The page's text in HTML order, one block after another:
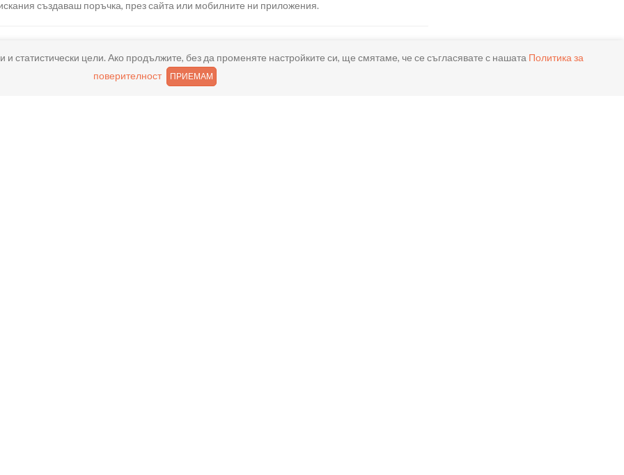
създаваш поръчка, през сайта или мобилните ни приложения.
доставка или взимане от място веднага или в избрано от теб време.
статистически цели. Ако продължите, без да променяте настройките си, ще смятаме, че се съгласявате с нашата Политика за
поверителност
ПРИЕМАМ